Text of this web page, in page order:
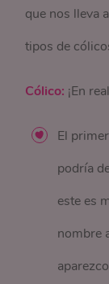
que nos lleva
tipos de
Cólico: ¡En
El
podría
este es
nombre